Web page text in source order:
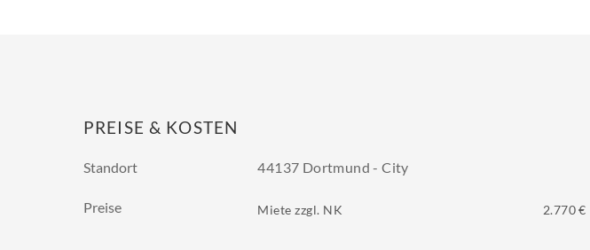
PREISE & KOSTEN
Standort 44137 Dortmund - City
Preise Miete zzgl. NK 2.770 €